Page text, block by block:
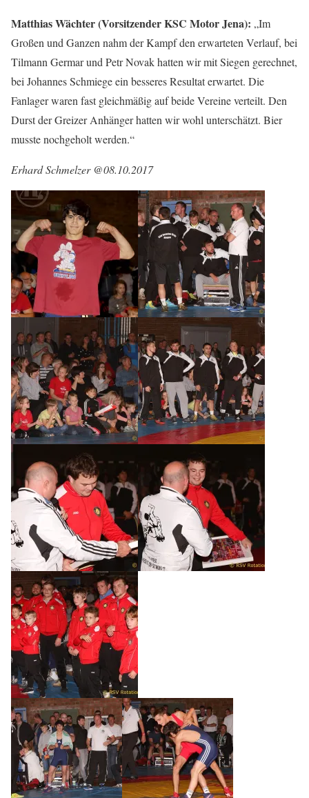
Matthias Wächter (Vorsitzender KSC Motor Jena): „Im
Großen und Ganzen nahm der Kampf den erwarteten Verlauf, bei
Tilmann Germar und Petr Novak hatten wir mit Siegen gerechnet,
bei Johannes Schmiege ein besseres Resultat erwartet. Die
Fanlager waren fast gleichmäßig auf beide Vereine verteilt. Den
Durst der Greizer Anhänger hatten wir wohl unterschätzt. Bier
musste nochgeholt werden.“
Erhard Schmelzer @08.10.2017